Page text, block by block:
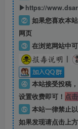
▶https://
② 如果您喜欢本站
网页
③ 在浏览网站中
|
④ 本站接受投稿
设置收费即可！ 点
⑤ 本站一律禁止
如果发现请点击上